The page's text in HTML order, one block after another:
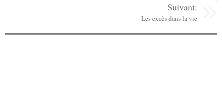
Suivant:
Les excès dans la vie